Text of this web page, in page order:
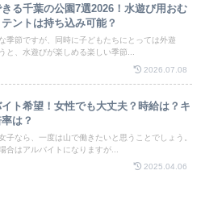
る千葉の公園7選2026！水遊び用おむ
ントは持ち込み可能？
季節ですが、同時に子どもたちにとっては外遊
、水遊びが楽しめる楽しい季節...
2026.07.08
ト希望！女性でも大丈夫？時給は？キ
は？
子なら、一度は山で働きたいと思うことでしょう。
合はアルバイトになりますが...
2025.04.06